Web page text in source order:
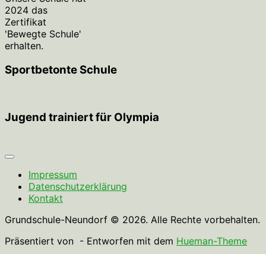
2024 das
Zertifikat
'Bewegte Schule'
erhalten.
Sportbetonte Schule
Jugend trainiert für Olympia
Impressum
Datenschutzerklärung
Kontakt
Grundschule-Neundorf © 2026. Alle Rechte vorbehalten.
Präsentiert von - Entworfen mit dem Hueman-Theme